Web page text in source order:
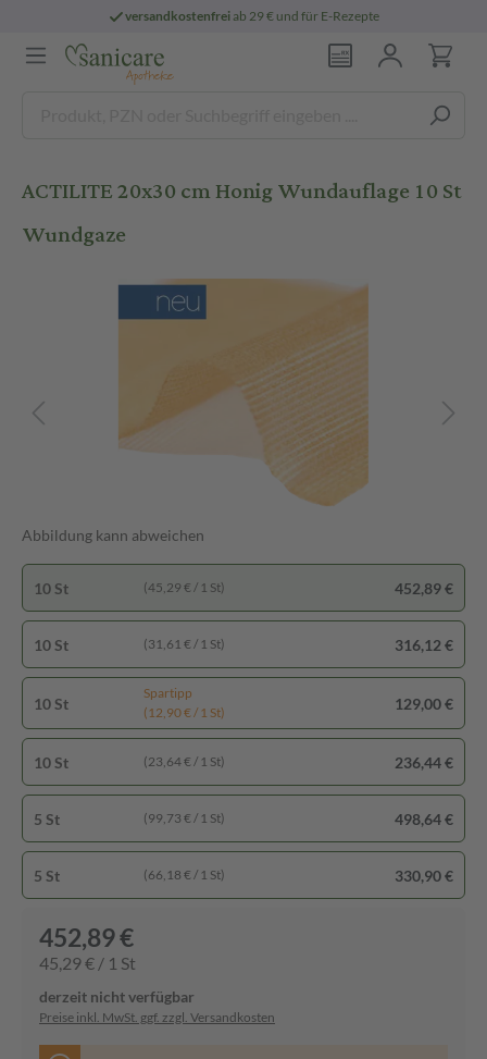
versandkostenfreiab 29 € und für E-Rezepte
ACTILITE 20x30 cm Honig Wundauflage 10 St
Wundgaze
Abbildung kann abweichen
10 St (45,29 € / 1 St) 452,89 €
10 St (31,61 € / 1 St) 316,12 €
10 St
Spartipp
(12,90 € / 1 St)
129,00 €
10 St (23,64 € / 1 St) 236,44 €
5 St (99,73 € / 1 St) 498,64 €
5 St (66,18 € / 1 St) 330,90 €
452,89 €
45,29 € / 1 St
derzeit nicht verfügbar
Preise inkl. MwSt. ggf. zzgl. Versandkosten